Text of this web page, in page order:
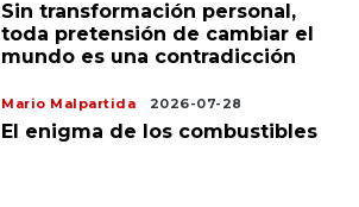
Sin transformación personal,
toda pretensión de cambiar el
mundo es una contradicción
Mario Malpartida 2026-07-28
El enigma de los combustibles